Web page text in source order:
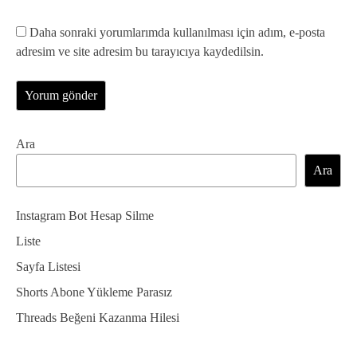
Daha sonraki yorumlarımda kullanılması için adım, e-posta
adresim ve site adresim bu tarayıcıya kaydedilsin.
Ara
Ara
Instagram Bot Hesap Silme
Liste
Sayfa Listesi
Shorts Abone Yükleme Parasız
Threads Beğeni Kazanma Hilesi